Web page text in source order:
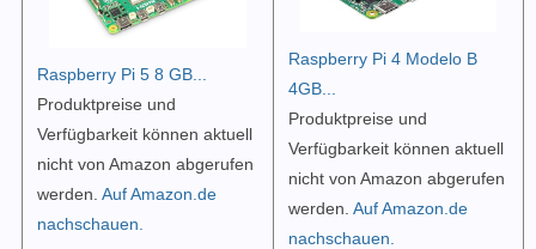
Raspberry Pi 5 8 GB...
Produktpreise und
Verfügbarkeit können aktuell
nicht von Amazon abgerufen
werden. Auf Amazon.de
nachschauen.
Raspberry Pi 4 Modelo B
4GB...
Produktpreise und
Verfügbarkeit können aktuell
nicht von Amazon abgerufen
werden. Auf Amazon.de
nachschauen.